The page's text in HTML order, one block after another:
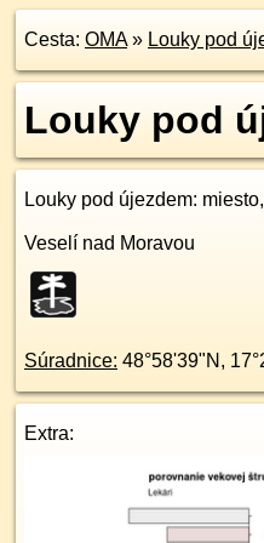
Cesta: OMA» Louky pod
Louky pod
Louky pod újezdem: miesto,
Veselí nad Moravou
Súradnice: 48°58'39"N ,
Extra: